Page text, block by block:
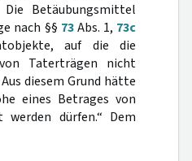
Betäubungsmittel
nach §§ 73Abs. 1, 73c
auf die die
Taterträgen nicht
diesem Grund hätte
eines Betrages von
werden dürfen.“ Dem